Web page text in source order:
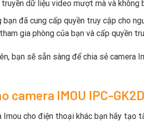
dữ liệu video mượt mà và không
đã cung cấp quyền truy cập cho
gia phòng của bạn và cấp quyền
bạn sẽ sẵn sàng để chia sẻ camera
camera IMOU IPC-
Imou cho điện thoại khác bạn hãy tạo